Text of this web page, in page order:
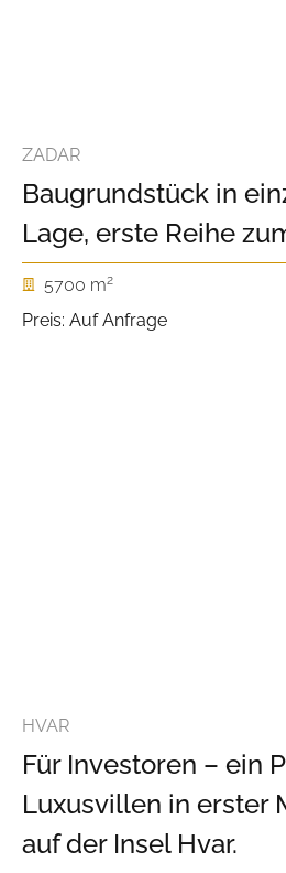
ZADAR
Baugrundstück in
Lage, erste Reihe
5700 m2
Preis: Auf Anfrage
HVAR
Für Investoren – ein
Luxusvillen in erster
auf der Insel Hvar.